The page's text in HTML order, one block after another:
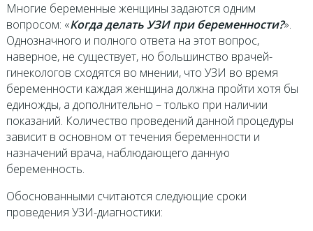
Многие беременные женщины задаются одним
вопросом: «Когда делать УЗИ при беременности?».
Однозначного и полного ответа на этот вопрос,
наверное, не существует, но большинство врачей-
гинекологов сходятся во мнении, что УЗИ во время
беременности каждая женщина должна пройти хотя бы
единожды, а дополнительно – только при наличии
показаний. Количество проведений данной процедуры
зависит в основном от течения беременности и
назначений врача, наблюдающего данную
беременность.
Обоснованными считаются следующие сроки
проведения УЗИ-диагностики: